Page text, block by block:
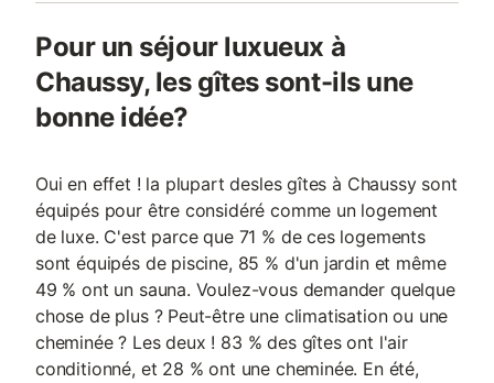
Pour un séjour luxueux à
Chaussy, les gîtes sont-ils une
bonne idée?
Oui en effet ! la plupart desles gîtes à Chaussy sont
équipés pour être considéré comme un logement
de luxe. C'est parce que 71 % de ces logements
sont équipés de piscine, 85 % d'un jardin et même
49 % ont un sauna. Voulez-vous demander quelque
chose de plus ? Peut-être une climatisation ou une
cheminée ? Les deux ! 83 % des gîtes ont l'air
conditionné, et 28 % ont une cheminée. En été,